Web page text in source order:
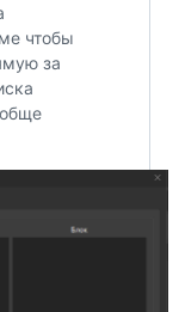
чтобы
за